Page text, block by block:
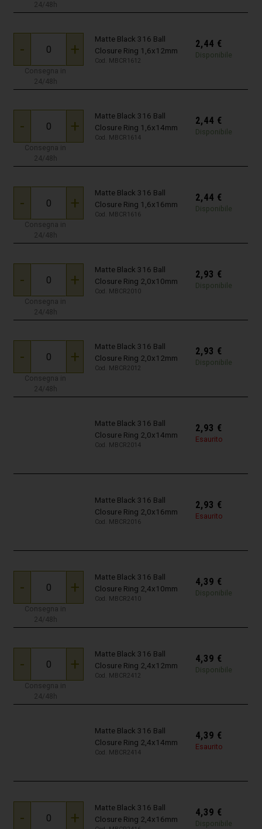
24/48h
- +
Consegna in
24/48h
Matte Black 316 Ball
Closure Ring 1,6x12mm
Cod. MBCR1612
2,44 €
Disponibile
- +
Consegna in
24/48h
Matte Black 316 Ball
Closure Ring 1,6x14mm
Cod. MBCR1614
2,44 €
Disponibile
- +
Consegna in
24/48h
Matte Black 316 Ball
Closure Ring 1,6x16mm
Cod. MBCR1616
2,44 €
Disponibile
- +
Consegna in
24/48h
Matte Black 316 Ball
Closure Ring 2,0x10mm
Cod. MBCR2010
2,93 €
Disponibile
- +
Consegna in
24/48h
Matte Black 316 Ball
Closure Ring 2,0x12mm
Cod. MBCR2012
2,93 €
Disponibile
Matte Black 316 Ball
Closure Ring 2,0x14mm
Cod. MBCR2014
2,93 €
Esaurito
Matte Black 316 Ball
Closure Ring 2,0x16mm
Cod. MBCR2016
2,93 €
Esaurito
- +
Consegna in
24/48h
Matte Black 316 Ball
Closure Ring 2,4x10mm
Cod. MBCR2410
4,39 €
Disponibile
- +
Consegna in
24/48h
Matte Black 316 Ball
Closure Ring 2,4x12mm
Cod. MBCR2412
4,39 €
Disponibile
Matte Black 316 Ball
Closure Ring 2,4x14mm
Cod. MBCR2414
4,39 €
Esaurito
- +
Matte Black 316 Ball
Closure Ring 2,4x16mm
4,39 €
Disponibile